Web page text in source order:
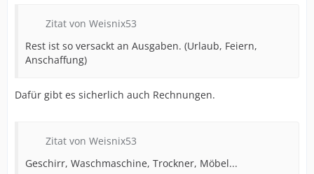
Zitat von Weisnix53
Rest ist so versackt an Ausgaben. (Urlaub, Feiern,
Anschaffung)
Dafür gibt es sicherlich auch Rechnungen.
Zitat von Weisnix53
Geschirr, Waschmaschine, Trockner, Möbel...